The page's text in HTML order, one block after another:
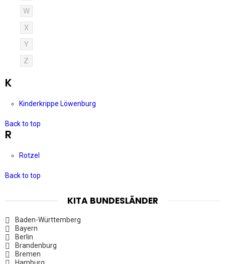
W
X
Y
Z
K
Kinderkrippe Löwenburg
Back to top
R
Rotzel
Back to top
KITA BUNDESLÄNDER
Baden-Württemberg
Bayern
Berlin
Brandenburg
Bremen